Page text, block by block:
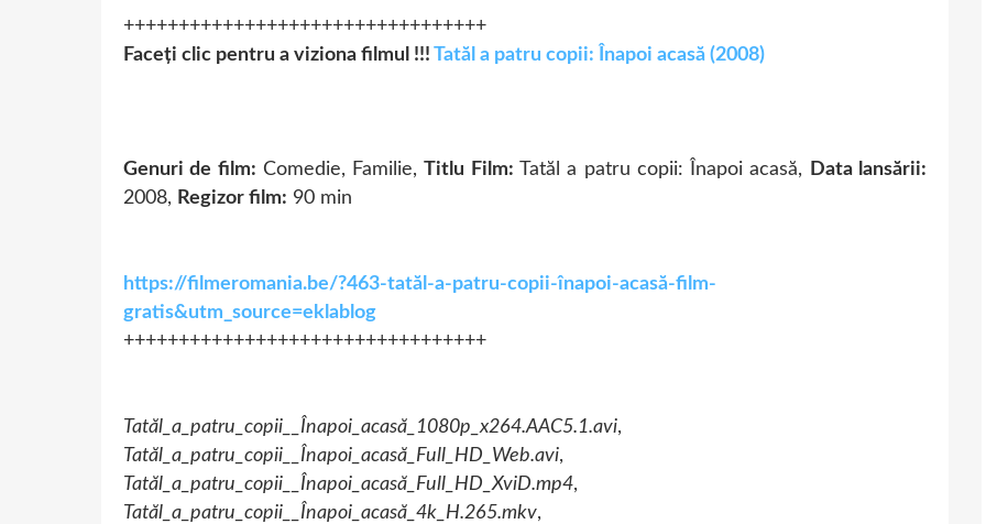
+++++++++++++++++++++++++++++++++
Faceți clic pentru a viziona filmul !!! Tatăl a patru copii: Înapoi acasă (2008)
Genuri de film: Comedie, Familie,Titlu Film: Tatăl a patru copii: Înapoi acasă,
Data lansării:
2008, Regizor film: 90 min
https://filmeromania.be/?463-tatăl-a-patru-copii-înapoi-acasă-film-
gratis&utm_source=eklablog
+++++++++++++++++++++++++++++++++
Tatăl_a_patru_copii__Înapoi_acasă_1080p_x264.AAC5.1.avi,
Tatăl_a_patru_copii__Înapoi_acasă_Full_HD_Web.avi,
Tatăl_a_patru_copii__Înapoi_acasă_Full_HD_XviD.mp4,
Tatăl_a_patru_copii__Înapoi_acasă_4k_H.265.mkv,